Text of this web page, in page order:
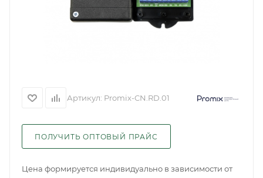
Артикул: Promix-CN.RD.01
ПОЛУЧИТЬ ОПТОВЫЙ ПРАЙС
Цена формируется индивидуально в зависимости от